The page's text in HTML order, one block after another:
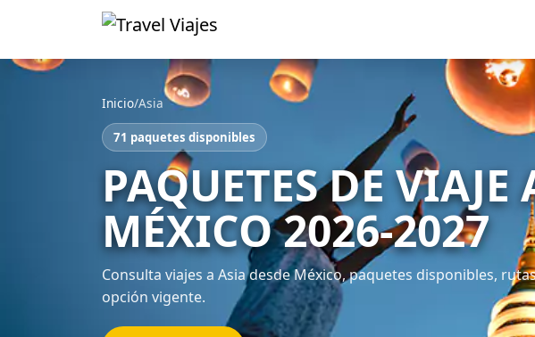
Inicio/Asia
71 paquetes disponibles
PAQUETES DE VIAJE
MÉXICO 2026-2027
Consulta viajes a Asia desde México, paquetes disponibles,
opción vigente.